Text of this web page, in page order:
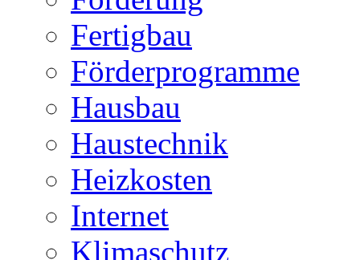
Fertigbau
Förderprogramme
Hausbau
Haustechnik
Heizkosten
Internet
Klimaschutz